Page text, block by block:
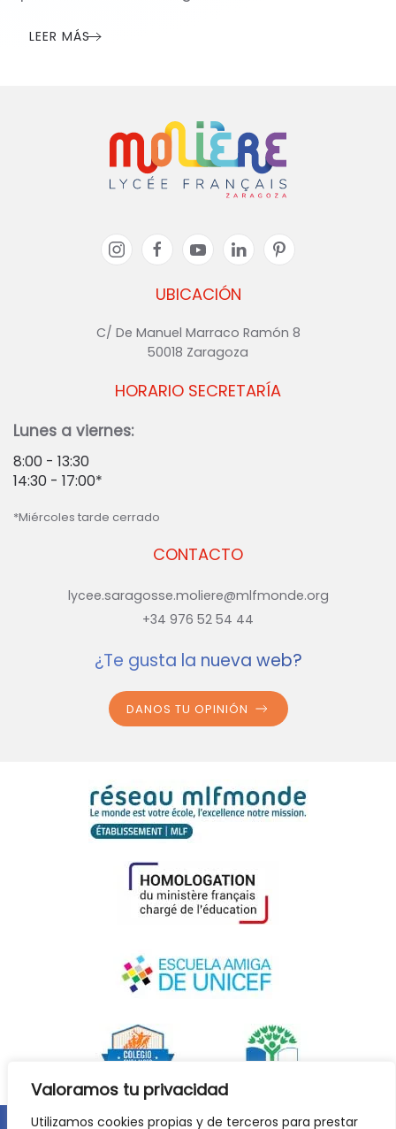
Valoramos tu privacidad
Utilizamos cookies propias y de terceros para prestar
LEER MÁS
UBICACIÓN
C/ De Manuel Marraco Ramón 8
50018 Zaragoza
CONTACTO
lycee.saragosse.moliere@mlfmonde.org
+34 976 52 54 44
HORARIO SECRETARÍA
Lunes a viernes:
8:00 - 13:30
14:30 - 17:00*
*Miércoles tarde cerrado
¿Te gusta la nueva web?
DANOS TU OPINIÓN